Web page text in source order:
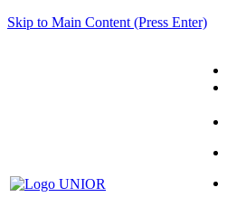
Skip to Main Content (Press Enter)